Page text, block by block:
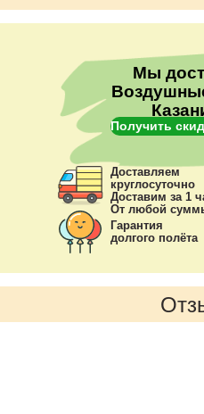
Мы
Получить
Доставляем
круглосуточно
Доставим за 1
От любой
Гарантия
долгого полёта